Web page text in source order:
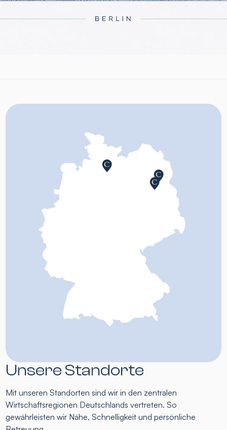
Unsere Standorte
Mit unseren Standorten sind wir in den zentralen
Wirtschaftsregionen Deutschlands vertreten. So
gewährleisten wir Nähe, Schnelligkeit und persönliche